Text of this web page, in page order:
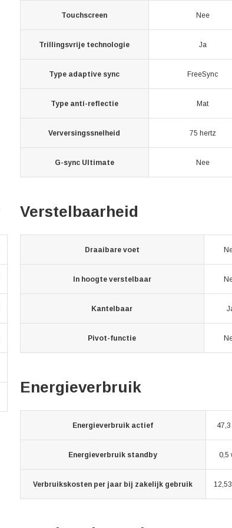
Touchscreen Nee
Trillingsvrije technologie Ja
Type adaptive sync FreeSync
Type anti-reflectie Mat
Verversingssnelheid 75 hertz
G-sync Ultimate Nee
Verstelbaarheid
Draaibare voet
In hoogte verstelbaar
Kantelbaar
Pivot-functie
Energieverbruik
Energieverbruik actief
Energieverbruik standby 0,5
Verbruikskosten per jaar bij zakelijk gebruik